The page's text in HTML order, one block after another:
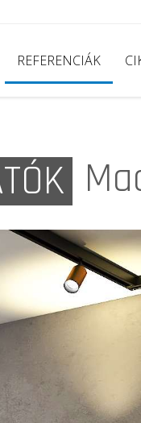
REFERENCIÁK